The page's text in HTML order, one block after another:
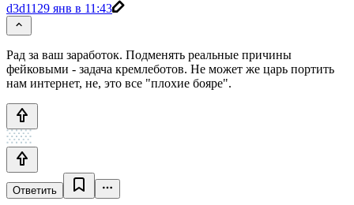
d3d11 29 янв в 11:43
Рад за ваш заработок. Подменять реальные причины
фейковыми - задача кремлеботов. Не может же царь портить
нам интернет, не, это все "плохие бояре".
Ответить